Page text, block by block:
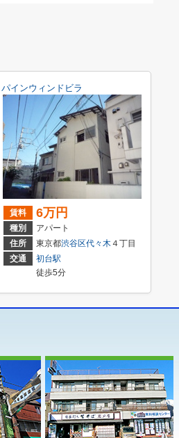
パインウィンドビラ
賃料 6万円
種別
アパート
住所
東京都渋谷区代々木 ４丁目
交通
初台駅
徒歩5分